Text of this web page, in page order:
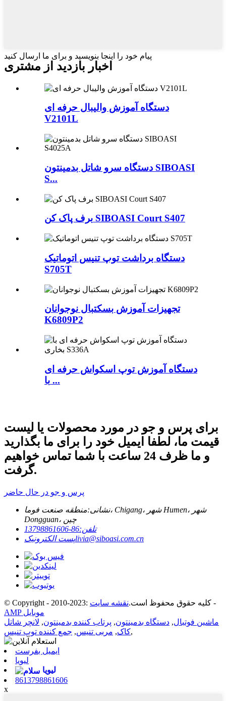
پیام خود را اینجا بنویسید و برای ما ارسال کنید
اخبار بازدید از مشتری
دستگاه آموزش والیبال حرفه ای
V2101L
دستگاه سرو شاتل بدمینتون SIBOASI
S...
برف پاک کن SIBOASI Court S407
دستگاه برداشت توپ تنیس اتوماتیک
S705T
تجهیزات آموزش بسکتبال نوجوانان
K6809P2
دستگاه آموزش توپ اسکواش حرفه ای
با ...
برای پرس و جو در مورد محصولات یا لیست
قیمت ما، لطفا ایمیل خود را برای ما بگذارید
و ما ظرف 24 ساعت با شما تماس خواهیم
گرفت.
پرس و جو در حال حاضر
نشانی:منطقه صنعت فوما، Chigang، شهر Humen، شهر
Dongguan، چین
تلفن:86-13798861606
پست الکترونیکlivia@siboasi.com.cn
© Copyright - 2010-2023: کلیه حقوق محفوظ است.نقشه سایت
-
AMP موبایل
ماشین فوتبال, دستگاه بدمینتون, پرتاب کننده بدمینتون, لانچر شاتل
کاک, مربی تنیس, جمع کننده توپ تنیس ,
ایمیل بفرست
لیویا
لیویا
8613798861606
x